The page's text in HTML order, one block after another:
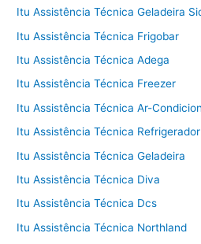
Itu Assistência Técnica Geladeira
Itu Assistência Técnica Frigobar
Itu Assistência Técnica Adega
Itu Assistência Técnica Freezer
Itu Assistência Técnica Ar-
Itu Assistência Técnica Refrigerador
Itu Assistência Técnica Geladeira
Itu Assistência Técnica Diva
Itu Assistência Técnica Dcs
Itu Assistência Técnica Northland